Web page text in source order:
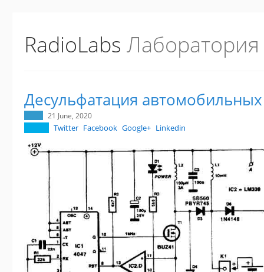
RadioLabs
Десульфатация
21 June, 2020
Twitter Facebook Google+ Linkedin